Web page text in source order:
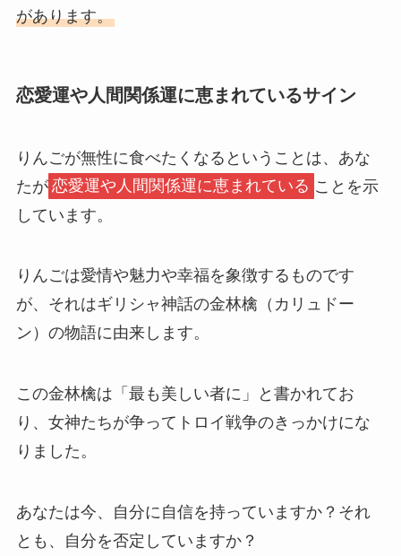
があります。
恋愛運や人間関係運に恵まれているサイン
りんごが無性に食べたくなるということは、あな
たが 恋愛運や人間関係運に恵まれている ことを示
しています。
りんごは愛情や魅力や幸福を象徴するものです
が、それはギリシャ神話の金林檎（カリュドー
ン）の物語に由来します。
この金林檎は「最も美しい者に」と書かれてお
り、女神たちが争ってトロイ戦争のきっかけにな
りました。
あなたは今、自分に自信を持っていますか？それ
とも、自分を否定していますか？